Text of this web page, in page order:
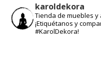
karoldekora
Tienda de muebles y
¡Etiquétanos y
#KarolDekora!